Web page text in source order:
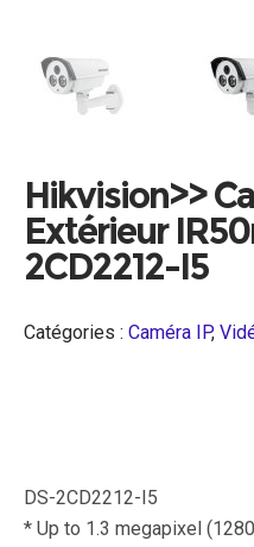
Hikvision>>
Extérieur
2CD2212-I5
Catégories : Caméra IP,
DS-2CD2212-I5
* Up to 1.3 megapixel